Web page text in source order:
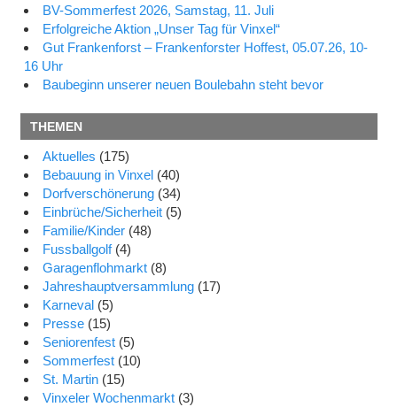
BV-Sommerfest 2026, Samstag, 11. Juli
Erfolgreiche Aktion „Unser Tag für Vinxel“
Gut Frankenforst – Frankenforster Hoffest, 05.07.26, 10-
16 Uhr
Baubeginn unserer neuen Boulebahn steht bevor
THEMEN
Aktuelles (175)
Bebauung in Vinxel (40)
Dorfverschönerung (34)
Einbrüche/Sicherheit (5)
Familie/Kinder (48)
Fussballgolf(4)
Garagenflohmarkt (8)
Jahreshauptversammlung (17)
Karneval (5)
Presse (15)
Seniorenfest (5)
Sommerfest (10)
St. Martin (15)
Vinxeler Wochenmarkt (3)